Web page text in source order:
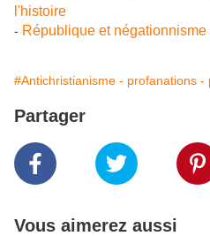
l'histoire
- République et négationnisme
#Antichristianisme - profanations -
Partager
Vous aimerez aussi